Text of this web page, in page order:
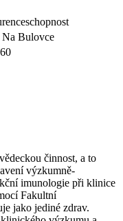
Na Bulovce
činnost, a to
výzkumně-
imunologie při klinice
Fakultní
jako jediné zdrav.